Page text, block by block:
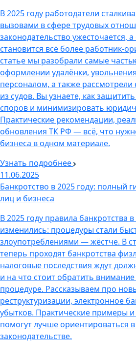
В 2025 году работодатели
вызовами в сфере трудовых
законодательство ужесточается,
становится всё более работник-
статье мы разобрали самые
оформлении удалёнки,
персоналом, а также
из судов. Вы узнаете, как
споров и минимизировать
Практические рекомендации,
обновления ТК РФ — всё, что
бизнеса в одном материале.
Узнать подробнее
11.06.2025
Банкротство в 2025 году: полный
лиц и бизнеса
В 2025 году правила банкротства
изменились: процедуры стали
злоупотреблениями — жёстче. В
теперь проходят банкротства
налоговые последствия ждут
и на что стоит обратить
процедуре. Рассказываем про
реструктуризации, электронное
убытков. Практические примеры
помогут лучше ориентироваться
законодательстве.